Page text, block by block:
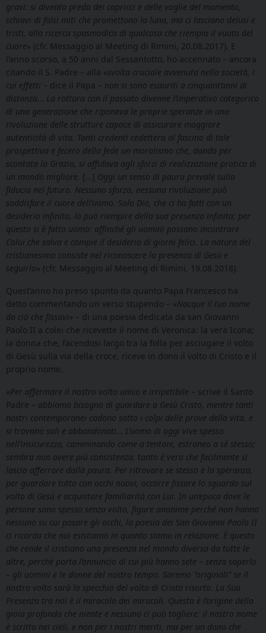
gravi: si diventa preda dei capricci e delle voglie del momento,
schiavi di falsi miti che promettono la luna, ma ci lasciano delusi e
tristi, alla ricerca spasmodica di qualcosa che riempia il vuoto del
cuore» (cfr. Messaggio al Meeting di Rimini, 20.08.2017). E
l’anno scorso, a 50 anni dal Sessantotto, ho accennato – ancora
citando il S. Padre – alla «svolta cruciale avvenuta nella società, i
cui effetti – dice il Papa – non si sono esauriti a cinquant’anni di
distanza … La rottura con il passato divenne l’imperativo categorico
di una generazione che riponeva le proprie speranze in una
rivoluzione delle strutture capace di assicurare maggiore
autenticità di vita. Tanti credenti cedettero al fascino di tale
prospettiva e fecero della fede un moralismo che, dando per
scontata la Grazia, si affidava agli sforzi di realizzazione pratica di
un mondo migliore. […] Oggi un senso di paura prevale sulla
fiducia nel futuro. Nessuno sforzo, nessuna rivoluzione può
soddisfare il cuore dell’uomo. Solo Dio, che ci ha fatti con un
desiderio infinito, lo può riempire della sua presenza infinita; per
questo si è fatto uomo: affinché gli uomini possano incontrare
Colui che salva e compie il desiderio di giorni felici La natura del
cristianesimo consiste nel riconoscere la presenza di Gesù e
seguirlo» (cfr. Messaggio al Meeting di Rimini, 19.08.2018).
Quest’anno ho preso spunto da quanto Papa Francesco ha
detto commentando un verso stupendo – «Nacque il tuo nome
da ciò che fissavi» – di una poesia dedicata da san Giovanni
Paolo II a colei che ricevette il nome di Veronica: la vera Icona;
la donna che, facendosi largo tra la folla per asciugare il volto
di Gesù sulla via della croce, riceve in dono il volto di Cristo e il
proprio nome.
«Per affermare il nostro volto unico e irripetibile – scrive il Santo
Padre – abbiamo bisogno di guardare a Gesù Cristo, mentre tanti
nostri contemporanei cadono sotto i colpi delle prove della vita, e
si trovano soli e abbandonati… L’uomo di oggi vive spesso
nell’insicurezza, camminando come a tentoni, estraneo a sé stesso;
sembra non avere più consistenza, tanto è vero che facilmente si
lascia afferrare dalla paura. Per ritrovare se stesso e la speranza,
per guardare tutto con occhi nuovi, occorre fissare lo sguardo sul
volto di Gesù e acquistare familiarità con Lui. In un’epoca dove le
persone sono spesso senza volto, figure anonime perché non hanno
nessuno su cui posare gli occhi, la poesia dei San Giovanni Paolo II
ci ricorda che noi esistiamo in quanto siamo in relazione. È questo
che rende il cristiano una presenza nel mondo diversa da tutte le
altre, perché porta l’annuncio di cui più hanno sete – senza saperlo
– gli uomini e le donne del nostro tempo. Saremo “originali” se il
nostro volto sarà lo specchio del volto di Cristo risorto. La Sua
Presenza tra noi è il miracolo dei miracoli. Questa è l’origine della
gioia profonda che niente e nessuno ci può togliere: il nostro nome
è scritto nei cieli, e non per i nostri meriti, ma per un dono che